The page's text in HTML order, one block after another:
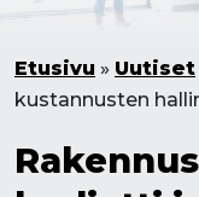
Etusivu » Uutiset
kustannusten